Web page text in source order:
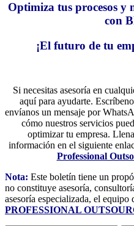
Optimiza tus procesos
con
¡El futuro de tu
Si necesitas asesoría en
aquí para ayudarte.
envíanos un mensaje por
cómo nuestros servicios
optimizar tu empresa.
información en el siguiente
Professional
Nota: Este boletín tiene un
no constituye asesoría,
asesoría especializada, el equipo
PROFESSIONAL